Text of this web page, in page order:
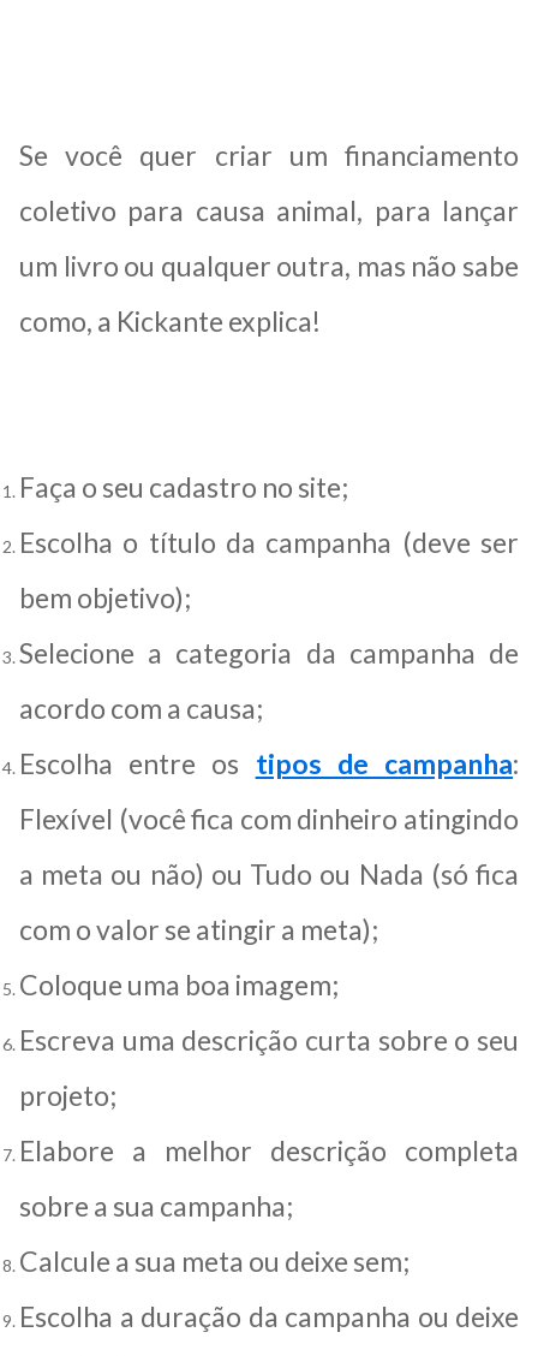
Se você quer criar um financiamento
coletivo para causa animal, para lançar
um livro ou qualquer outra, mas não sabe
como, a Kickante explica!
Faça o seu cadastro no site;
Escolha o título da campanha (deve ser
bem objetivo);
Selecione a categoria da campanha de
acordo com a causa;
Escolha entre os tipos de campanha:
Flexível (você fica com dinheiro atingindo
a meta ou não) ou Tudo ou Nada (só fica
com o valor se atingir a meta);
Coloque uma boa imagem;
Escreva uma descrição curta sobre o seu
projeto;
Elabore a melhor descrição completa
sobre a sua campanha;
Calcule a sua meta ou deixe sem;
Escolha a duração da campanha ou deixe